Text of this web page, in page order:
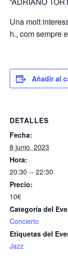
Una molt
h., com sempre
Añadir al
DETALLES
Fecha:
8 junio, 2023
Hora:
20:30 -- 22:30
Precio:
10€
Categoría del
Concierto
Etiquetas del
Jazz